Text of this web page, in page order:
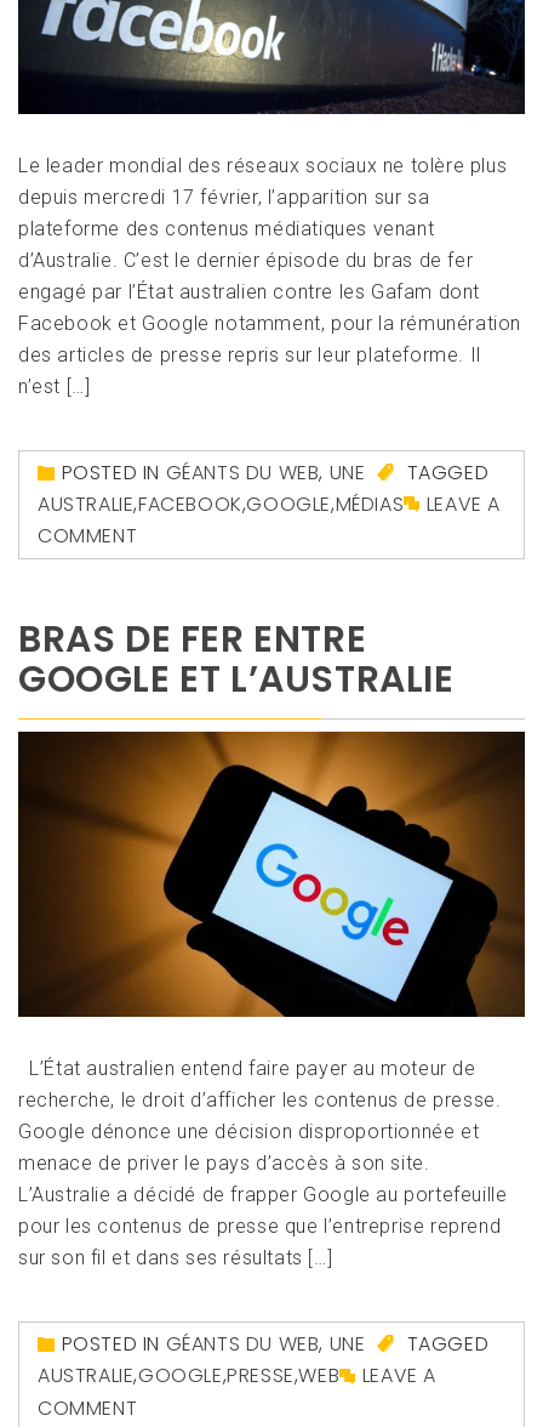
Le leader mondial des réseaux sociaux ne tolère plus
depuis mercredi 17 février, l’apparition sur sa
plateforme des contenus médiatiques venant
d’Australie. C’est le dernier épisode du bras de fer
engagé par l’État australien contre les Gafam dont
Facebook et Google notamment, pour la rémunération
des articles de presse repris sur leur plateforme. Il
n’est […]
POSTED IN GÉANTS DU WEB, UNE
TAGGED
AUSTRALIE,FACEBOOK,GOOGLE,MÉDIAS
LEAVE A
COMMENT
BRAS DE FER ENTRE
GOOGLE ET L’AUSTRALIE
L’État australien entend faire payer au moteur de
recherche, le droit d’afficher les contenus de presse.
Google dénonce une décision disproportionnée et
menace de priver le pays d’accès à son site.
L’Australie a décidé de frapper Google au portefeuille
pour les contenus de presse que l’entreprise reprend
sur son fil et dans ses résultats […]
POSTED IN GÉANTS DU WEB, UNE
TAGGED
AUSTRALIE,GOOGLE,PRESSE,WEB
LEAVE A
COMMENT